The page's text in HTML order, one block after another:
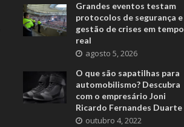
Grandes eventos testam
protocolos de segurança e
gestão de crises em tempo
real
agosto 5, 2026
O que são sapatilhas para
automobilismo? Descubra
com o empresário Joni
Ricardo Fernandes Duarte
outubro 4, 2022